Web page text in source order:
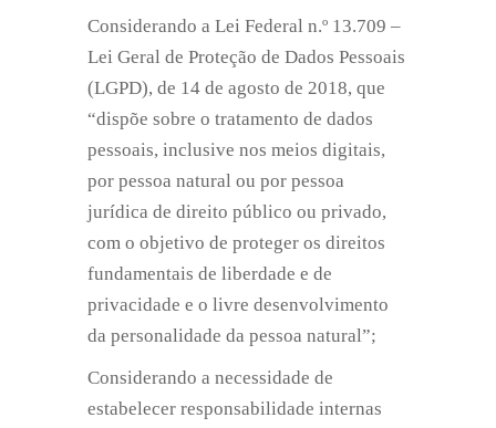
Considerando a Lei Federal n.º 13.709 –
Lei Geral de Proteção de Dados Pessoais
(LGPD), de 14 de agosto de 2018, que
“dispõe sobre o tratamento de dados
pessoais, inclusive nos meios digitais,
por pessoa natural ou por pessoa
jurídica de direito público ou privado,
com o objetivo de proteger os direitos
fundamentais de liberdade e de
privacidade e o livre desenvolvimento
da personalidade da pessoa natural”;
Considerando a necessidade de
estabelecer responsabilidade internas